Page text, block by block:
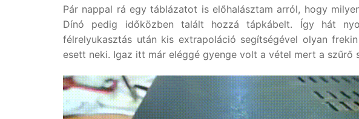
Pár nappal rá egy táblázatot is előhalásztam arról, hogy
Dínó pedig időközben talált hozzá tápkábelt. Így hát
félrelyukasztás után kis extrapoláció segítségével olyan
esett neki. Igaz itt már eléggé gyenge volt a vétel mert a szűrő